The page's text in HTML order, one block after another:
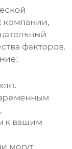
компании,
факторов.
к вашим
могут